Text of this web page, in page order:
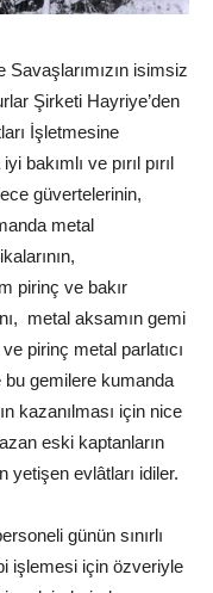
isimsiz
Şirketi Hayriye’den
İşletmesine
bakımlı ve pırıl pırıl
güvertelerinin,
metal
pirinç ve bakır
metal aksamın gemi
pirinç metal parlatıcı
bu gemilere kumanda
kazanılması için nice
eski kaptanların
yetişen evlâtları idiler.
günün sınırlı
işlemesi için özveriyle